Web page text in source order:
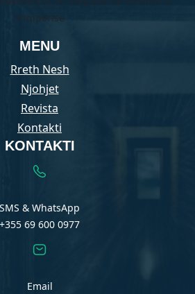
Shqipërisë
MENU
Rreth Nesh
Njohjet
Revista
Kontakti
KONTAKTI
SMS & WhatsApp
+355 69 600 0977
Email